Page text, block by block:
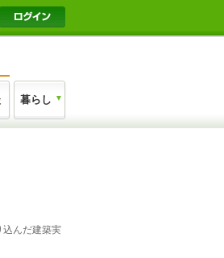
暮らし
込んだ建築実